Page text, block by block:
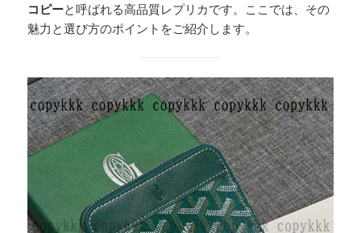
コピーと呼ばれる高品質レプリカです。ここでは、その
魅力と選び方のポイントをご紹介します。